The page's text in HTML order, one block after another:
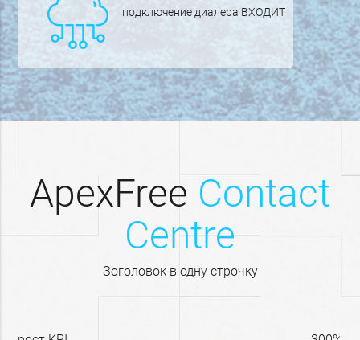
подключение диалера ВХОДИТ
ApexFree Contact
Centre
Зоголовок в одну строчку